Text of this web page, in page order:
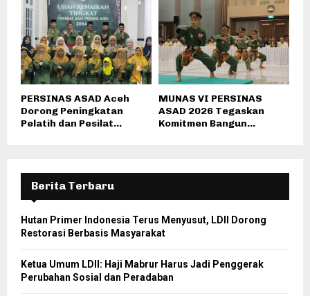
PERSINAS ASAD Aceh
Dorong Peningkatan
Pelatih dan Pesilat...
MUNAS VI PERSINAS
ASAD 2026 Tegaskan
Komitmen Bangun...
Berita Terbaru
Hutan Primer Indonesia Terus Menyusut, LDII Dorong
Restorasi Berbasis Masyarakat
Ketua Umum LDII: Haji Mabrur Harus Jadi Penggerak
Perubahan Sosial dan Peradaban